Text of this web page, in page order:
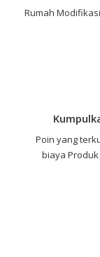
Rumah
Poin yang
biaya